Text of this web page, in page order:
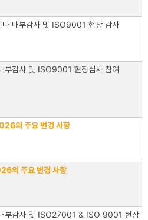
나 내부감사 및 ISO9001 현장 감사
부감사 및 ISO9001 현장심사 참여
의 주요 변경 사항
의 주요 변경 사항
부감사 및 ISO27001 & ISO 9001 현장